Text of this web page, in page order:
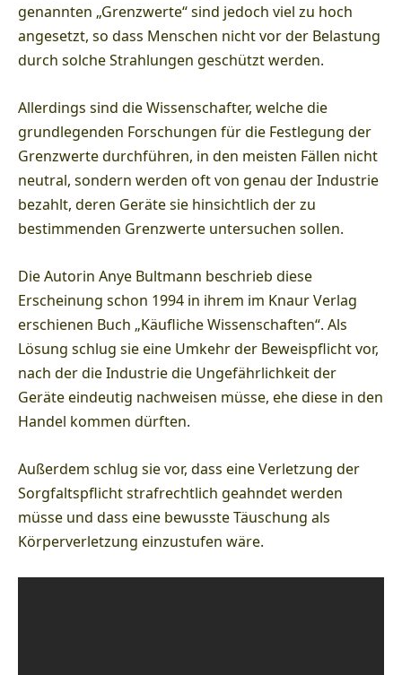
genannten „Grenzwerte“ sind jedoch viel zu hoch
angesetzt, so dass Menschen nicht vor der Belastung
durch solche Strahlungen geschützt werden.
Allerdings sind die Wissenschafter, welche die
grundlegenden Forschungen für die Festlegung der
Grenzwerte durchführen, in den meisten Fällen nicht
neutral, sondern werden oft von genau der Industrie
bezahlt, deren Geräte sie hinsichtlich der zu
bestimmenden Grenzwerte untersuchen sollen.
Die Autorin Anye Bultmann beschrieb diese
Erscheinung schon 1994 in ihrem im Knaur Verlag
erschienen Buch „Käufliche Wissenschaften“. Als
Lösung schlug sie eine Umkehr der Beweispflicht vor,
nach der die Industrie die Ungefährlichkeit der
Geräte eindeutig nachweisen müsse, ehe diese in den
Handel kommen dürften.
Außerdem schlug sie vor, dass eine Verletzung der
Sorgfaltspflicht strafrechtlich geahndet werden
müsse und dass eine bewusste Täuschung als
Körperverletzung einzustufen wäre.